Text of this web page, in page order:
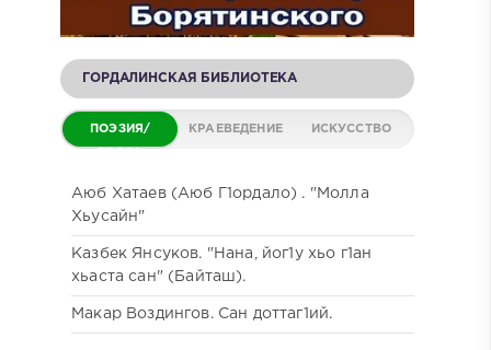
ГОРДАЛИНСКАЯ БИБЛИОТЕКА
ПОЭЗИЯ/ КРАЕВЕДЕНИЕ ИСКУССТВО
Аюб Хатаев (Аюб Г1ордало) . "Молла
Хьусайн"
Казбек Янсуков. "Нана, йог1у хьо г1ан
хьаста сан" (Байташ).
Макар Воздингов. Сан доттаг1ий.